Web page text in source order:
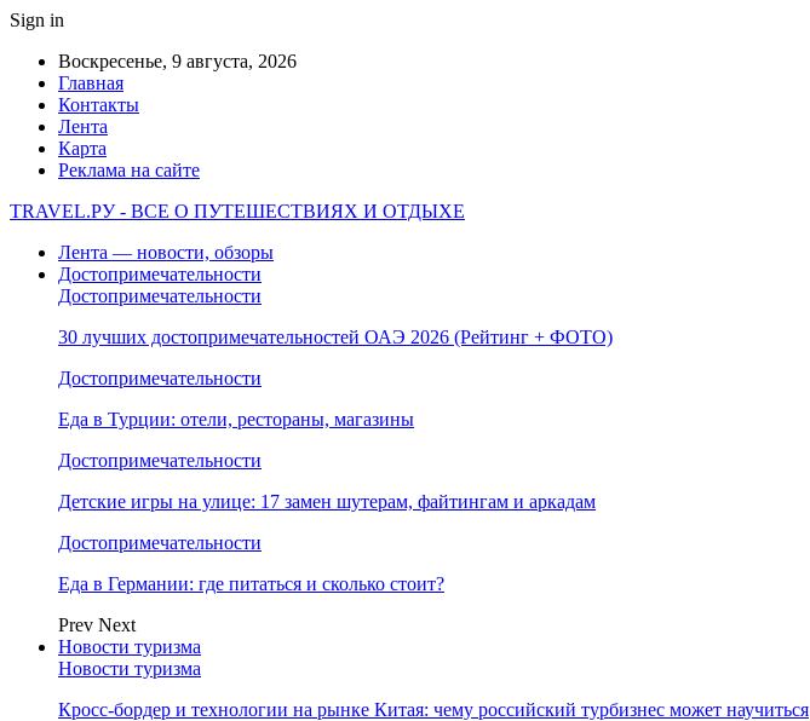
Sign in
Воскресенье, 9 августа, 2026
Главная
Контакты
Лента
Карта
Реклама на сайте
TRAVEL.РУ - ВСЕ О ПУТЕШЕСТВИЯХ И ОТДЫХЕ
Лента — новости, обзоры
Достопримечательности
Достопримечательности
30 лучших достопримечательностей ОАЭ 2026 (Рейтинг + ФОТО)
Достопримечательности
Еда в Турции: отели, рестораны, магазины
Достопримечательности
Детские игры на улице: 17 замен шутерам, файтингам и аркадам
Достопримечательности
Еда в Германии: где питаться и сколько стоит?
Prev Next
Новости туризма
Новости туризма
Кросс-бордер и технологии на рынке Китая: чему российский турбизнес может научиться